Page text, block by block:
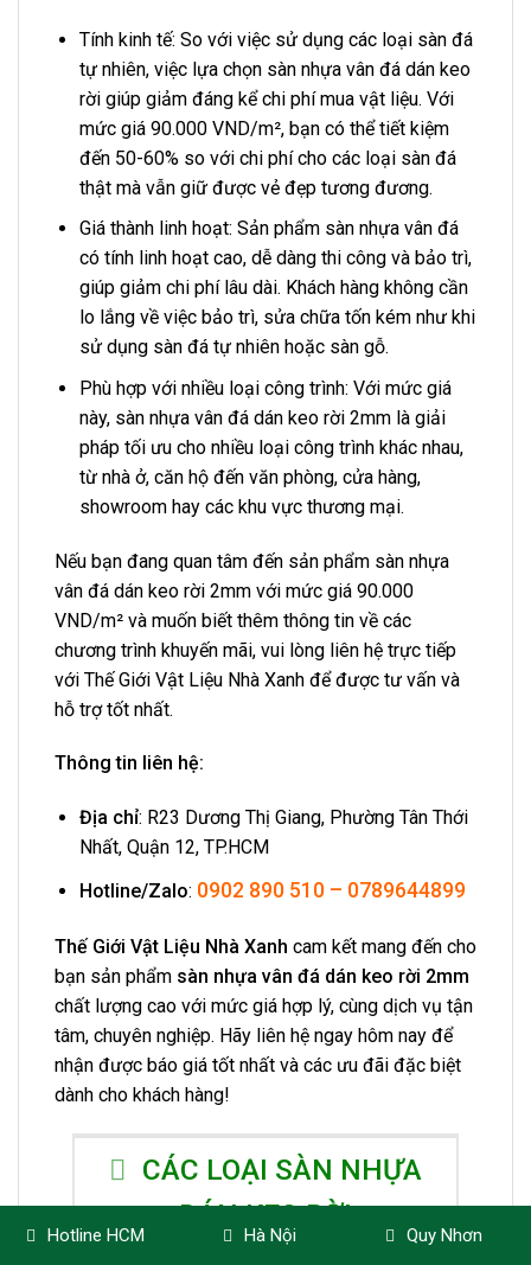
Tính kinh tế: So với việc sử dụng các loại sàn đá
tự nhiên, việc lựa chọn sàn nhựa vân đá dán keo
rời giúp giảm đáng kể chi phí mua vật liệu. Với
mức giá 90.000 VND/m², bạn có thể tiết kiệm
đến 50-60% so với chi phí cho các loại sàn đá
thật mà vẫn giữ được vẻ đẹp tương đương.
Giá thành linh hoạt: Sản phẩm sàn nhựa vân đá
có tính linh hoạt cao, dễ dàng thi công và bảo trì,
giúp giảm chi phí lâu dài. Khách hàng không cần
lo lắng về việc bảo trì, sửa chữa tốn kém như khi
sử dụng sàn đá tự nhiên hoặc sàn gỗ.
Phù hợp với nhiều loại công trình: Với mức giá
này, sàn nhựa vân đá dán keo rời 2mm là giải
pháp tối ưu cho nhiều loại công trình khác nhau,
từ nhà ở, căn hộ đến văn phòng, cửa hàng,
showroom hay các khu vực thương mại.
Nếu bạn đang quan tâm đến sản phẩm sàn nhựa
vân đá dán keo rời 2mm với mức giá 90.000
VND/m² và muốn biết thêm thông tin về các
chương trình khuyến mãi, vui lòng liên hệ trực tiếp
với Thế Giới Vật Liệu Nhà Xanh để được tư vấn và
hỗ trợ tốt nhất.
Thông tin liên hệ:
Địa chỉ: R23 Dương Thị Giang, Phường Tân Thới
Nhất, Quận 12, TP.HCM
Hotline/Zalo: 0902 890 510 – 0789644899
Thế Giới Vật Liệu Nhà Xanh cam kết mang đến cho
bạn sản phẩm sàn nhựa vân đá dán keo rời 2mm
chất lượng cao với mức giá hợp lý, cùng dịch vụ tận
tâm, chuyên nghiệp. Hãy liên hệ ngay hôm nay để
nhận được báo giá tốt nhất và các ưu đãi đặc biệt
dành cho khách hàng!
CÁC LOẠI SÀN NHỰA
DÁN KEO RỜI
Hotline HCM Hà Nội Quy Nhơn